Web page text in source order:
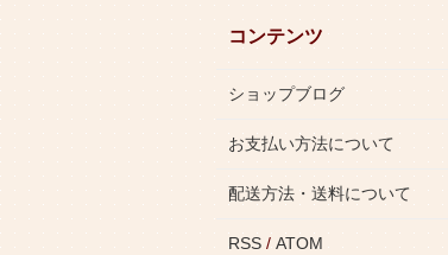
コンテンツ
ショップブログ
お支払い方法について
配送方法・送料について
RSS /ATOM